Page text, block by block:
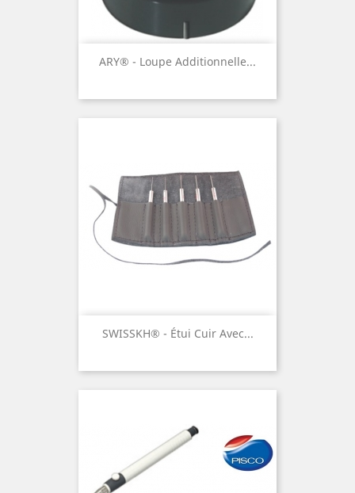
ARY® - Loupe Additionnelle...
SWISSKH® - Étui Cuir Avec...